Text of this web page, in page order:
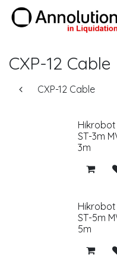
Zum Inhalt springen
CXP-12 Cable
CXP-12 Cable
Hikrobot
ST-3m
3m
Hikrobot
ST-5m
5m